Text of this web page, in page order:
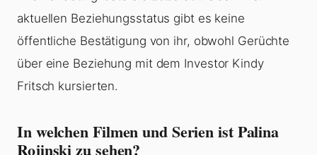
aktuellen Beziehungsstatus gibt es keine
öffentliche Bestätigung von ihr, obwohl Gerüchte
über eine Beziehung mit dem Investor Kindy
Fritsch kursierten.
In welchen Filmen und Serien ist Palina
Rojinski zu sehen?